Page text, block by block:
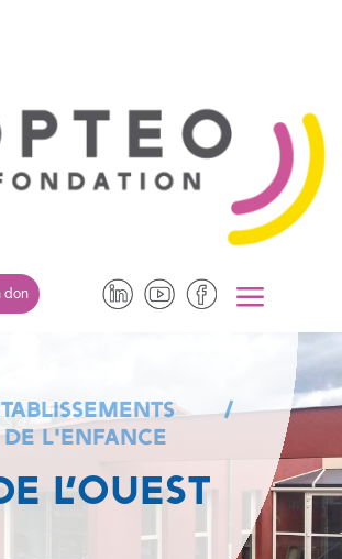
don a
/
DE L'ENFANCE
L’OUEST